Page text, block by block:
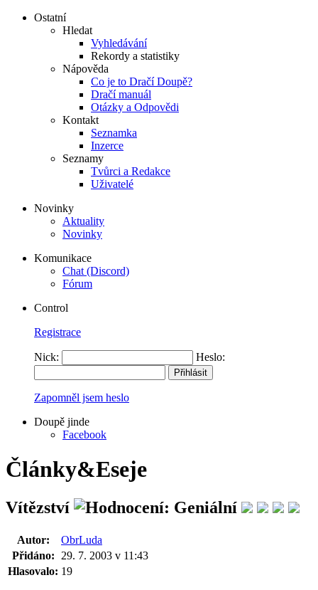
Ostatní
Hledat
Vyhledávání
Rekordy a statistiky
Nápověda
Co je to Dračí Doupě?
Dračí manuál
Otázky a Odpovědi
Kontakt
Seznamka
Inzerce
Seznamy
Tvůrci a Redakce
Uživatelé
Novinky
Aktuality
Novinky
Komunikace
Chat (Discord)
Fórum
Control
Registrace
Nick: Heslo:
Zapomněl jsem heslo
Doupě jinde
Facebook
Články&Eseje
Vítězství
Autor:
ObrLuda
Přidáno:
29. 7. 2003 v 11:43
Hlasovalo: 19